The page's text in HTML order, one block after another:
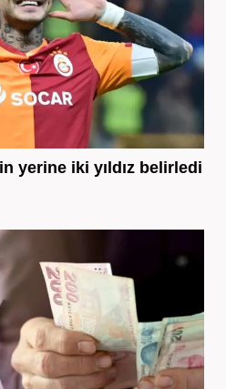
yerine iki yıldız belirledi